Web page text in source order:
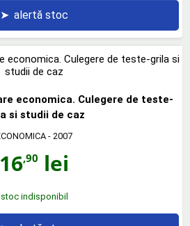
➤ alertă stoc
economica. Culegere de teste-
si studii de caz
- 2007
16,90 lei
stoc indisponibil